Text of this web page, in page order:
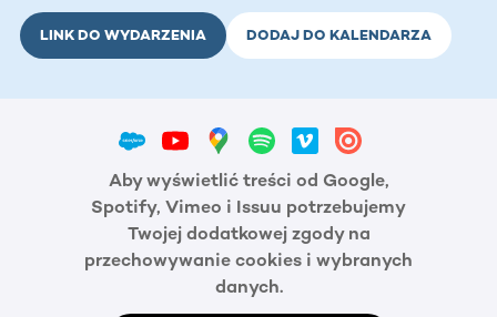
LINK DO WYDARZENIA DODAJ DO KALENDARZA
Aby wyświetlić treści od Google,
Spotify, Vimeo i Issuu potrzebujemy
Twojej dodatkowej zgody na
przechowywanie cookies i wybranych
danych.